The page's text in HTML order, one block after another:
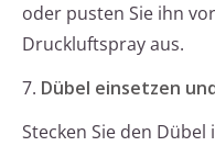
oder pusten Sie ihn
Druckluftspray aus.
7. Dübel einsetzen
Stecken Sie den